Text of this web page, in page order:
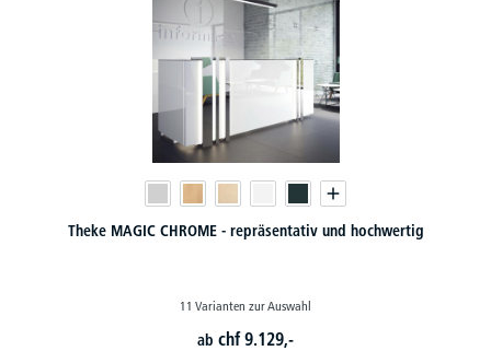
Theke MAGIC CHROME - repräsentativ und hochwertig
11 Varianten zur Auswahl
ab chf 9.129,-